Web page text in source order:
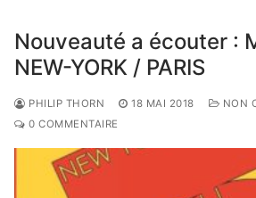
Nouveauté a écouter :
NEW-YORK / PARIS
PHILIP THORN 18 MAI 2018
NON
0 COMMENTAIRE